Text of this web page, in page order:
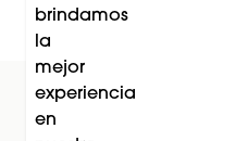
brindamos
la
mejor
experiencia
en